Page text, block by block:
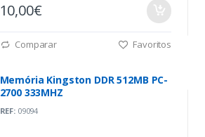
10,00€
Comparar Favoritos
Memória Kingston DDR 512MB PC-
2700 333MHZ
REF:09094